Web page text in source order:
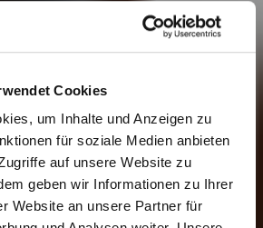
Cookies
um Inhalte und Anzeigen zu
für soziale Medien anbieten
auf unsere Website zu
geben wir Informationen zu Ihrer
Website an unsere Partner für